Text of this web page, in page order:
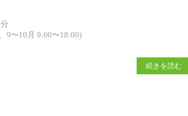
9〜10月 9:00〜18:00)
続きを読む